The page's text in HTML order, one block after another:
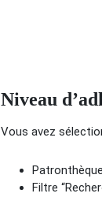
Niveau
Vous avez
Filtre